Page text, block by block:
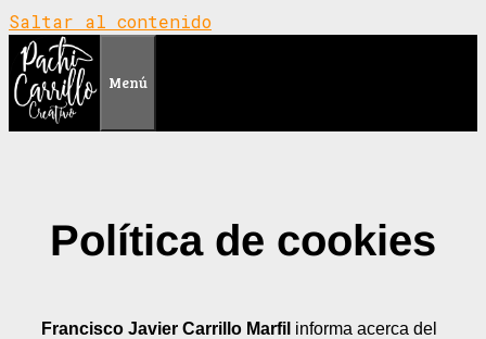
Saltar al contenido
Menú
Política de cookies
Francisco Javier Carrillo Marfil informa acerca del